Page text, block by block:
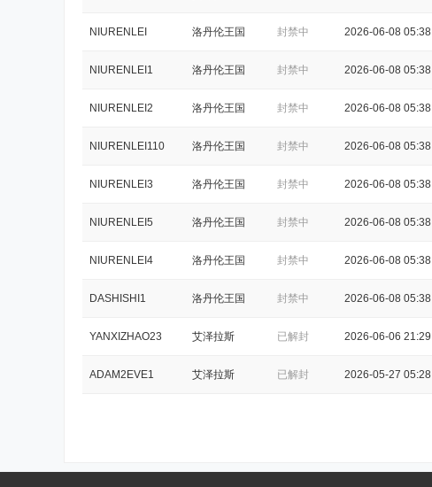
NIURENLEI 洛丹伦王国 封禁中 2026-06-08 05:38
NIURENLEI1 洛丹伦王国 封禁中 2026-06-08 05:38
NIURENLEI2 洛丹伦王国 封禁中 2026-06-08 05:38
NIURENLEI110 洛丹伦王国 封禁中 2026-06-08 05:38
NIURENLEI3 洛丹伦王国 封禁中 2026-06-08 05:38
NIURENLEI5 洛丹伦王国 封禁中 2026-06-08 05:38
NIURENLEI4 洛丹伦王国 封禁中 2026-06-08 05:38
DASHISHI1 洛丹伦王国 封禁中 2026-06-08 05:38
YANXIZHAO23 艾泽拉斯 已解封 2026-06-06 21:29
ADAM2EVE1 艾泽拉斯 已解封 2026-05-27 05:28